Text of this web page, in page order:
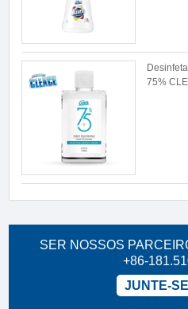
75%
SER NOSSOS
+86-
JUNTE-